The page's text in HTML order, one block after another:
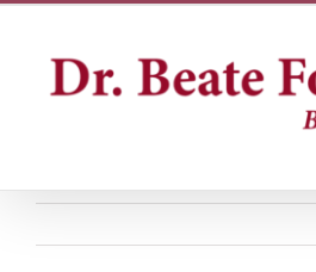
Zum
springen